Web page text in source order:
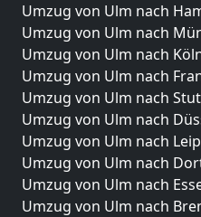
Umzug von Ulm nach
Umzug von Ulm nach
Umzug von Ulm nach
Umzug von Ulm nach
Umzug von Ulm nach
Umzug von Ulm nach
Umzug von Ulm nach
Umzug von Ulm nach
Umzug von Ulm nach
Umzug von Ulm nach